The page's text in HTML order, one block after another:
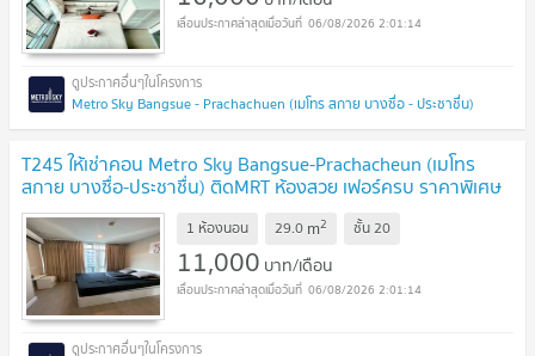
06/08/2026 2:01:14
Metro Sky Bangsue - Prachachuen (เมโทร สกาย บางซื่อ - ประชาชื่น)
T245 ให้เช่าคอน Metro Sky Bangsue-Prachacheun (เมโทร
สกาย บางซื่อ-ประชาชื่น) ติดMRT ห้องสวย เฟอร์ครบ ราคาพิเศษ
สุดๆ
1 ห้องนอน 29.0 m2 ชั้น20
11,000 บาท/เดือน
06/08/2026 2:01:14